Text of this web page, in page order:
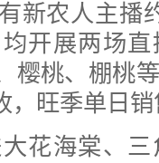
农人主播
开展两场
樱桃、棚桃
，旺季单日
海棠、三